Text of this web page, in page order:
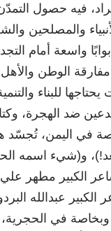
فيه حصول
والمصلحين
واسعة أمام
مفارقة الوطن
للبناء
ضد الهجرة،
في اليمن، تُجسّد
و(شيء اسمه
الكبير مطهر
عبدالله
في الحجرية،